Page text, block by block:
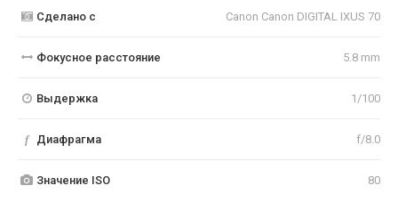
Сделано с Canon Canon DIGITAL IXUS 70
Фокусное расстояние 5.8 mm
Выдержка 1/100
f Диафрагма f/8.0
Значение ISO 80